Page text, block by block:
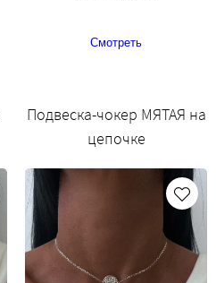
Смотреть
Подвеска-чокер МЯТАЯ на
цепочке